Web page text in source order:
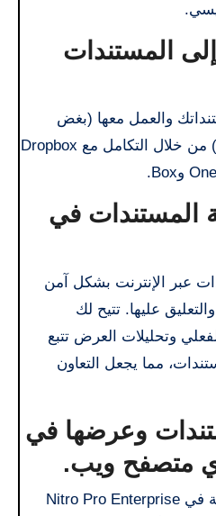
المستندات
والعمل معها (بغض
النظر عن مكان تخزينها) من خلال التكامل مع Dropbox
المستندات في
عبر الإنترنت بشكل آمن
عليها. تتيح لك
وتحليلات العرض تتبع
مما يجعل التعاون
وعرضها في
متصفح ويب.
تعد التوقيعات الإلكترونية في Nitro Pro Enterprise